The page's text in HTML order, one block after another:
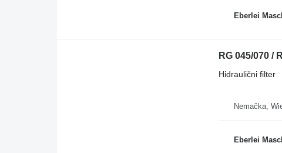
Eberlei
RG 045/070 /
Hidraulični filter
Nemačka,
Eberlei